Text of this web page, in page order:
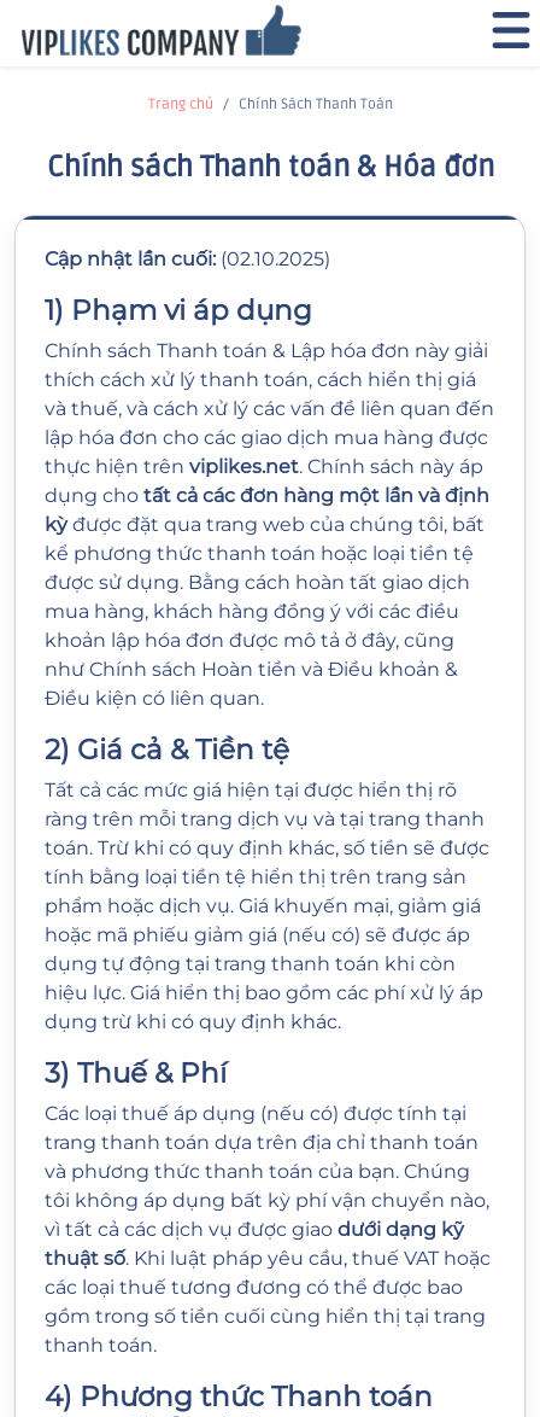
Trang chủ Chính Sách Thanh Toán
Chính sách Thanh toán & Hóa đơn
Cập nhật lần cuối: (02.10.2025)
1) Phạm vi áp dụng
Chính sách Thanh toán & Lập hóa đơn này giải
thích cách xử lý thanh toán, cách hiển thị giá
và thuế, và cách xử lý các vấn đề liên quan đến
lập hóa đơn cho các giao dịch mua hàng được
thực hiện trên viplikes.net. Chính sách này áp
dụng cho tất cả các đơn hàng một lần và định
kỳđược đặt qua trang web của chúng tôi, bất
kể phương thức thanh toán hoặc loại tiền tệ
được sử dụng. Bằng cách hoàn tất giao dịch
mua hàng, khách hàng đồng ý với các điều
khoản lập hóa đơn được mô tả ở đây, cũng
như Chính sách Hoàn tiền và Điều khoản &
Điều kiện có liên quan.
2) Giá cả & Tiền tệ
Tất cả các mức giá hiện tại được hiển thị rõ
ràng trên mỗi trang dịch vụ và tại trang thanh
toán. Trừ khi có quy định khác, số tiền sẽ được
tính bằng loại tiền tệ hiển thị trên trang sản
phẩm hoặc dịch vụ. Giá khuyến mại, giảm giá
hoặc mã phiếu giảm giá (nếu có) sẽ được áp
dụng tự động tại trang thanh toán khi còn
hiệu lực. Giá hiển thị bao gồm các phí xử lý áp
dụng trừ khi có quy định khác.
3) Thuế & Phí
Các loại thuế áp dụng (nếu có) được tính tại
trang thanh toán dựa trên địa chỉ thanh toán
và phương thức thanh toán của bạn. Chúng
tôi không áp dụng bất kỳ phí vận chuyển nào,
vì tất cả các dịch vụ được giao dưới dạng kỹ
thuật số. Khi luật pháp yêu cầu, thuế VAT hoặc
các loại thuế tương đương có thể được bao
gồm trong số tiền cuối cùng hiển thị tại trang
thanh toán.
4) Phương thức Thanh toán